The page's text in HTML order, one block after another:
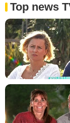
Top news